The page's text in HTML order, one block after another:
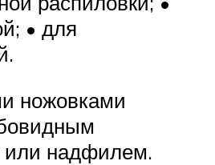
• для
ножовками
или надфилем.